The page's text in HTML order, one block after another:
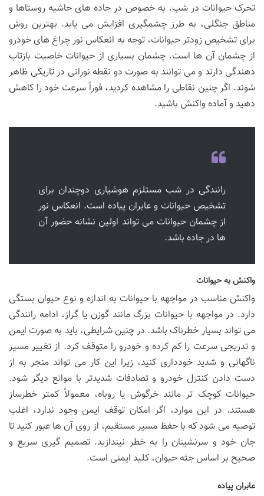
تحرک حیوانات در شب، به خصوص در جاده های حاشیه روستاها و
مناطق جنگلی، به طرز چشمگیری افزایش می یابد. بهترین روش
برای تشخیص زودتر حیوانات، توجه به انعکاس نور چراغ های خودرو
از چشمان آن ها است. چشمان بسیاری از حیوانات خاصیت بازتاب
دهندگی دارند و می توانند به صورت دو نقطه نورانی در تاریکی ظاهر
شوند. اگر چنین نقاطی را مشاهده کردید، فوراً سرعت خود را کاهش
دهید و آماده واکنش باشید.
رانندگی در شب مستلزم هوشیاری دوچندان برای
تشخیص حیوانات و عابران پیاده است. انعکاس نور
از چشمان حیوانات می تواند اولین نشانه حضور آن
ها در جاده باشد.
واکنش به حیوانات
واکنش مناسب در مواجهه با حیوانات به اندازه و نوع حیوان بستگی
دارد. در مواجهه با حیوانات بزرگ مانند گوزن یا گراز، ادامه رانندگی
می تواند بسیار خطرناک باشد. در چنین شرایطی، باید به صورت ایمن
و تدریجی سرعت را کم کرده و خودرو را متوقف کرد. از تغییر مسیر
ناگهانی و شدید خودداری کنید، زیرا این کار می تواند منجر به از
دست دادن کنترل خودرو و تصادفات شدیدتر با موانع دیگر شود.
حیوانات کوچک تر مانند خرگوش یا روباه، معمولاً کمتر خطرساز
هستند. در این موارد، اگر امکان توقف ایمن وجود ندارد، اغلب
توصیه می شود که با حفظ مسیر مستقیم، از روی آن ها عبور کنید تا
جان خود و سرنشینان را به خطر نیندازید. تصمیم گیری سریع و
صحیح بر اساس جثه حیوان، کلید ایمنی است.
عابران پیاده